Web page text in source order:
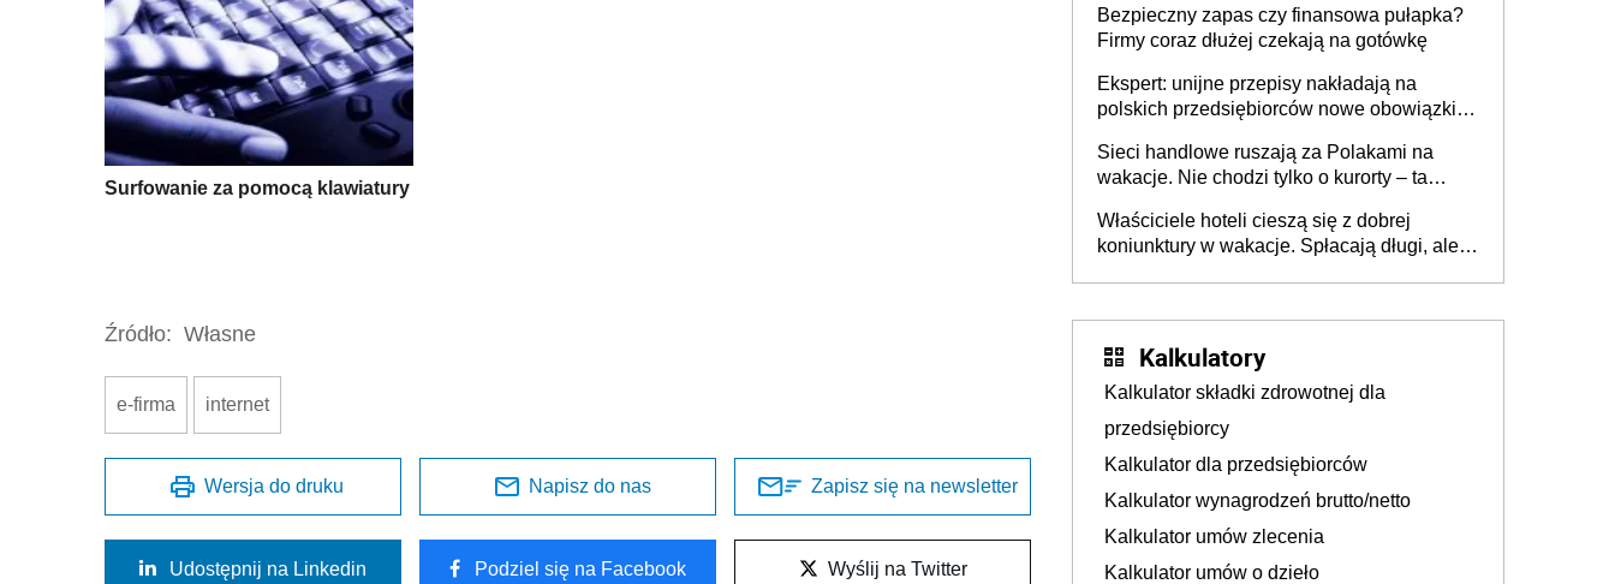
Surfowanie za pomocą klawiatury
Źródło: Własne
e-firma internet
Wersja do druku Napisz do nas Zapisz się na newsletter
Udostępnij na Linkedin Podziel się na Facebook Wyślij na Twitter
Bezpieczny zapas czy finansowa pułapka?
Firmy coraz dłużej czekają na gotówkę
Ekspert: unijne przepisy nakładają na
polskich przedsiębiorców nowe obowiązki w
Sieci handlowe ruszają za Polakami na
wakacje. Nie chodzi tylko o kurorty – ta
tam, gdzie wielu spędzi urlop po cichu
Właściciele hoteli cieszą się z dobrej
koniunktury w wakacje. Spłacają długi, ale
Kalkulatory
Kalkulator składki zdrowotnej dla
przedsiębiorcy
Kalkulator dla przedsiębiorców
Kalkulator wynagrodzeń brutto/netto
Kalkulator umów zlecenia
Kalkulator umów o dzieło